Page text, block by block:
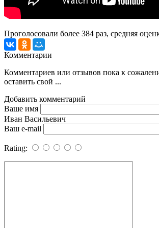
Проголосовали более 384 раз, средняя
Комментарии
Комментариев или отзывов пока к
оставить свой ...
Добавить комментарий
Ваше имя
Иван Васильевич
Ваш e-mail
Rating: